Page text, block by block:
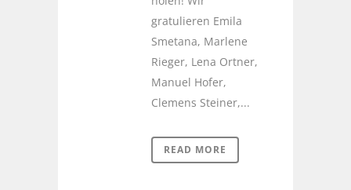
gratulieren Emila
Smetana, Marlene
Rieger, Lena Ortner,
Manuel Hofer,
Clemens Steiner,...
READ MORE